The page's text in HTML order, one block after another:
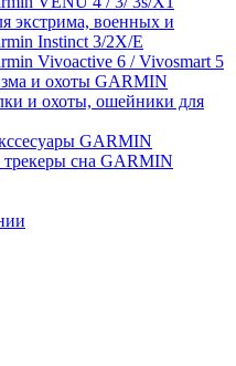
экстрима, военных и
Instinct 3/2X/E
Vivoactive 6 / Vivosmart 5
и охоты GARMIN
и охоты, ошейники для
GARMIN
сна GARMIN